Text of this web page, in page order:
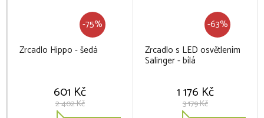
-75%
Zrcadlo Hippo - šedá
601 Kč
2 402 Kč
-63%
Zrcadlo s LED osvětlením
Salinger - bílá
1 176 Kč
3 179 Kč